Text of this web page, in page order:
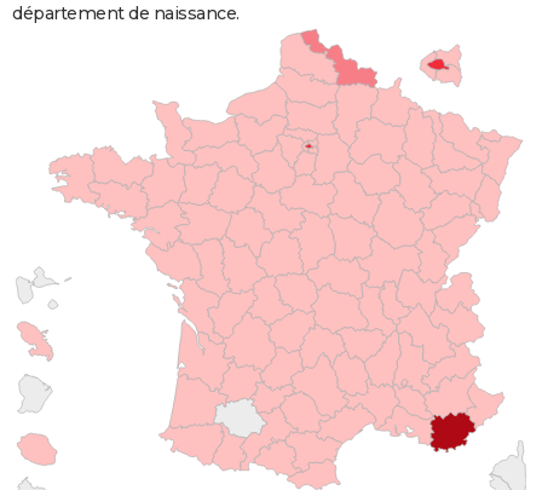
département de naissance.